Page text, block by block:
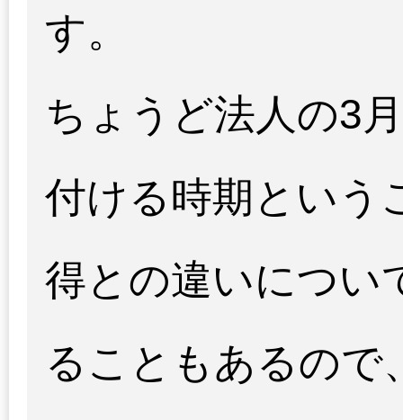
す。
ちょうど法人の3
付ける時期という
得との違いについ
ることもあるので